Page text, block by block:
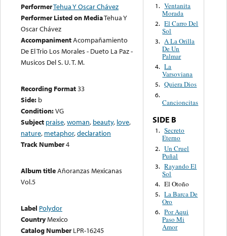
PerformerTehua Y Oscar Chávez
Performer Listed on MediaTehua Y
Oscar Chávez
AccompanimentAcompañamiento
De El Trio Los Morales - Dueto La Paz -
Musicos Del S. U. T. M.
Recording Format33
Side: b
Condition:VG
Subject praise,woman, beauty, love,
nature, metaphor,declaration
Track Number4
Album titleAñoranzas Mexicanas
Vol.5
Label Polydor
CountryMexico
Catalog Number LPR-16245
1. Ventanita
Morada
2. El Carro Del
Sol
3. A La Orilla
De Un
Palmar
4. La
Varsoviana
5. Quiera Dios
6.
Cancioncitas
SIDE B
1. Secreto
Eterno
2. Un Cruel
Puñal
3. Rayando El
Sol
4. El Otoño
5. La Barca De
Oro
6. Por Aqui
Paso Mi
Amor